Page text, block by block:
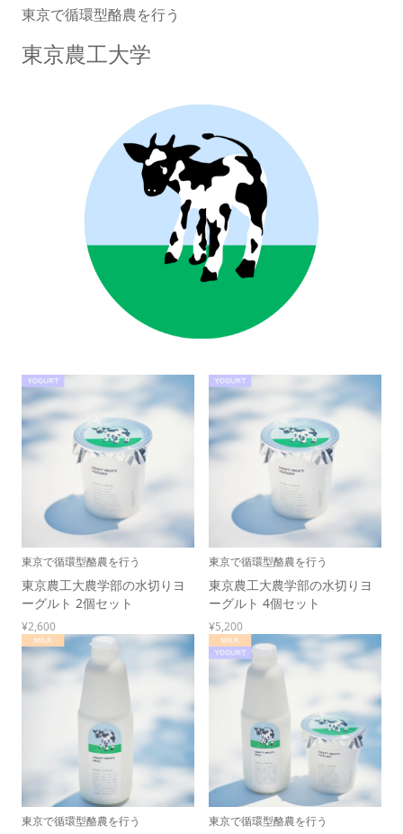
東京で循環型酪農を行う
東京農工大学
東京で循環型酪農を行う
東京農工大農学部の水切りヨ
ーグルト 2個セット
¥2,600
東京で循環型酪農を行う
東京農工大農学部の水切りヨ
ーグルト 4個セット
¥5,200
東京で循環型酪農を行う 東京で循環型酪農を行う